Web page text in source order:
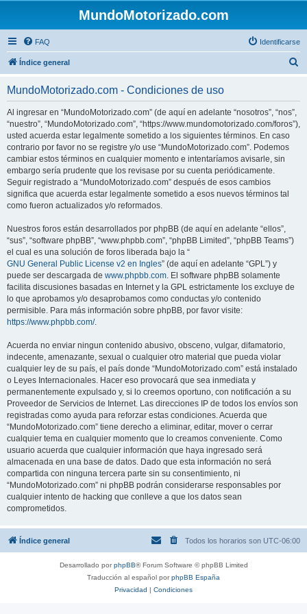
MundoMotorizado.com
FAQ Identificarse
Índice general
a
MundoMotorizado.com - Condiciones de uso
Al ingresar en “MundoMotorizado.com” (de aquí en adelante “nosotros”, “nos”,
“nuestro”, “MundoMotorizado.com”, “https://www.mundomotorizado.com/foros”),
usted acuerda estar legalmente sometido a los siguientes términos. En caso
contrario por favor no se registre y/o use “MundoMotorizado.com”. Podemos
cambiar estos términos en cualquier momento e intentaríamos avisarle, sin
embargo sería prudente que los revisase por su cuenta periódicamente.
Seguir registrado a “MundoMotorizado.com” después de esos cambios
significa que acuerda estar legalmente sometido a esos nuevos términos tal
como fueron actualizados y/o reformados.
Nuestros foros están desarrollados por phpBB (de aquí en adelante “ellos”,
“sus”, “software phpBB”, “www.phpbb.com”, “phpBB Limited”, “phpBB Teams”)
el cual es una solución de foros liberada bajo la “
GNU General Public License v2 en Ingles” (de aquí en adelante “GPL”) y
puede ser descargada de www.phpbb.com. El software phpBB solamente
facilita discusiones basadas en Internet y la GPL estrictamente los excluye de
lo que aprobamos y/o desaprobamos como conductas y/o contenido
permisible. Para más información sobre phpBB, por favor visite:
https://www.phpbb.com/.
Acuerda no enviar ningun contenido abusivo, obsceno, vulgar, difamatorio,
indecente, amenazante, sexual o cualquier otro material que pueda violar
cualquier ley de su país, el país donde “MundoMotorizado.com” está instalado
o Leyes Internacionales. Hacer eso provocará que sea inmediata y
permanentemente expulsado y, si lo creemos oportuno, con notificación a su
Proveedor de Servicios de Internet. Las direcciones IP de todos los envíos son
registradas como ayuda para reforzar estas condiciones. Acuerda que
“MundoMotorizado.com” tiene derecho a eliminar, editar, mover o cerrar
cualquier tema en cualquier momento que lo creamos conveniente. Como
usuario acuerda que cualquier información que haya ingresado será
almacenada en una base de datos. Dado que esta información no será
compartida con ninguna tercera parte sin su consentimiento, ni
“MundoMotorizado.com” ni phpBB podrán considerarse responsables por
cualquier intento de hacking que conlleve a que los datos sean
comprometidos.
Índice general Todos los horarios son UTC-06:00
Desarrollado porphpBB® Forum Software © phpBB Limited
Traducción al español porphpBB España
Privacidad | Condiciones